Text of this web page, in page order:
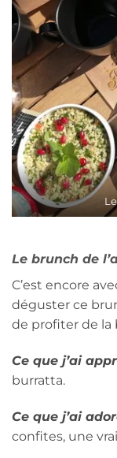
Le brunch de
C’est encore
déguster ce
de profiter de la
Ce que j’ai
burratta.
Ce que j’ai
confites, une